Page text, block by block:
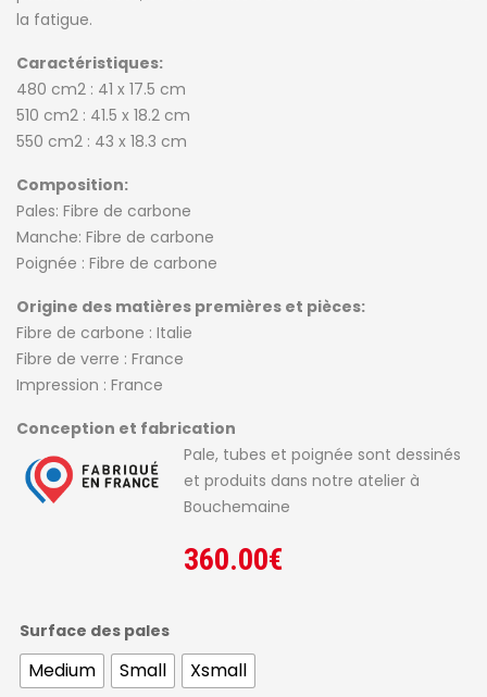
la fatigue.
Caractéristiques:
480 cm2 : 41 x 17.5 cm
510 cm2 : 41.5 x 18.2 cm
550 cm2 : 43 x 18.3 cm
Composition:
Pales: Fibre de carbone
Manche: Fibre de carbone
Poignée : Fibre de carbone
Origine des matières premières et pièces:
Fibre de carbone : Italie
Fibre de verre : France
Impression : France
Conception et fabrication
Pale, tubes et poignée sont dessinés
et produits dans notre atelier à
Bouchemaine
360.00€
Surface des pales
Medium Small Xsmall